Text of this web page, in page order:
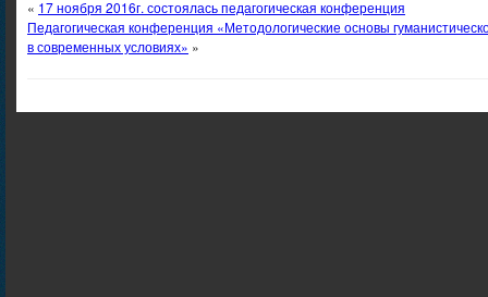
« 17 ноября 2016г. состоялась педагогическая конференция
Педагогическая конференция «Методологические основы
в современных условиях» »